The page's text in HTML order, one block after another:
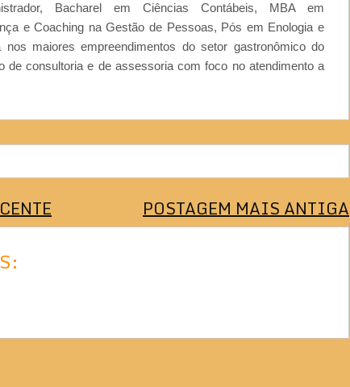
Bacharel em Ciências Contábeis, MBA em
e Coaching na Gestão de Pessoas, Pós em Enologia e
maiores empreendimentos do setor gastronômico do
de consultoria e de assessoria com foco no atendimento a
POSTAGEM MAIS ANTIGA